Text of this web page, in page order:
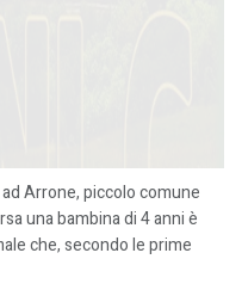
Arrone, piccolo comune
una bambina di 4 anni è
che, secondo le prime